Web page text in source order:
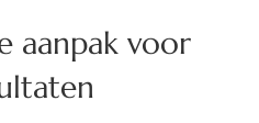
aanpak voor